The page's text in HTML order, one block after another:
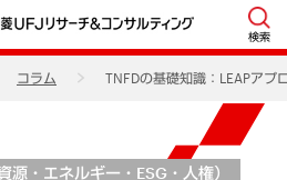
検索
コラム TNFDの基礎知識：LEAPア
・エネルギー・ESG・人権）